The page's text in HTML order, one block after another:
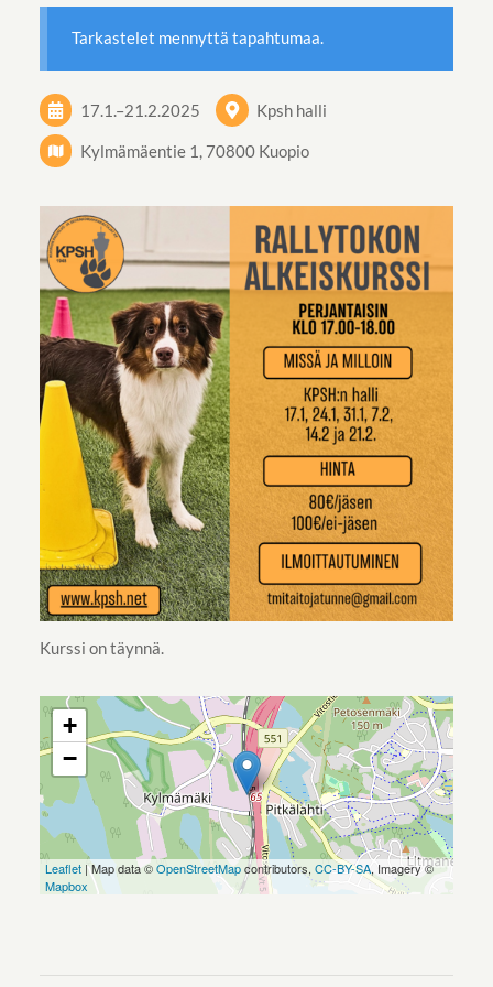
Tarkastelet mennyttä tapahtumaa.
17.1.–21.2.2025 Kpsh halli
Kylmämäentie 1, 70800 Kuopio
Kurssi on täynnä.
+
−
Leaflet| Map data ©OpenStreetMapcontributors, CC-BY-SA, Imagery ©
Mapbox